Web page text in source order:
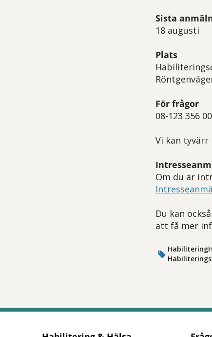
Sista
18 augusti
Plats
För frågor
08-123 356 00
Vi kan
Om du är
Du kan
att få mer